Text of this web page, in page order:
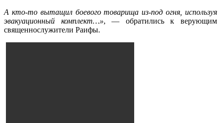
А кто-то вытащил боевого товарища из-под огня, используя
эвакуационный комплект…», — обратились к верующим
священнослужители Раифы.